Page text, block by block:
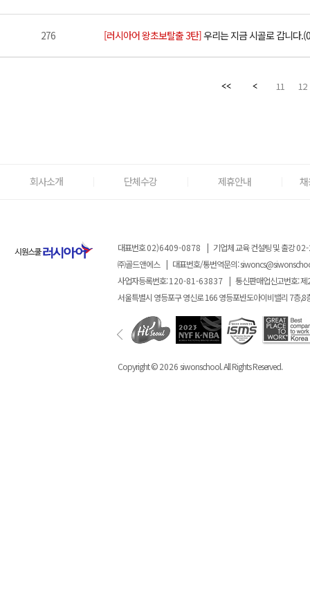
276 [러시아어 왕초보탈출 3탄]우리는 지금 시골로 갑니다
11 12
회사소개 단체수강 제휴안내
대표번호02)6409-0878 | 기업체 교육 컨설팅 및 출강
㈜골드앤에스 | 대표번호/통번역문의:
사업자등록번호:120-81-63837 | 통신판매업신고번호: 제
서울특별시 영등포구 영신로 166 영등포반도아이비밸리 7층,8
Copyright ©2026siwonschool. All Rights Reserved.